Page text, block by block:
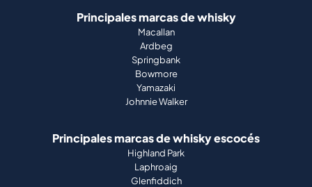
Principales marcas de whisky
Macallan
Ardbeg
Springbank
Bowmore
Yamazaki
Johnnie Walker
Principales marcas de whisky escocés
Highland Park
Laphroaig
Glenfiddich